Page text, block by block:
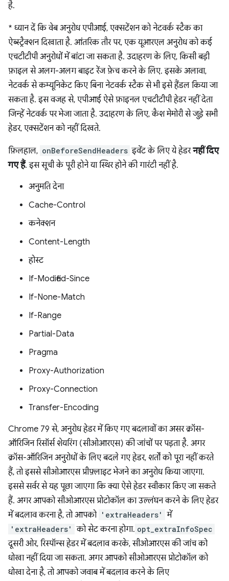
है.
* ध्यान दें कि वेब अनुरोध एपीआई, एक्सटेंशन को नेटवर्क स्टैक का
ऐब्स्ट्रैक्शन दिखाता है. आंतरिक तौर पर, एक यूआरएल अनुरोध को कई
एचटीटीपी अनुरोधों में बांटा जा सकता है. उदाहरण के लिए, किसी बड़ी
फ़ाइल से अलग-अलग बाइट रेंज फ़ेच करने के लिए. इसके अलावा,
नेटवर्क से कम्यूनिकेट किए बिना नेटवर्क स्टैक से भी इसे हैंडल किया जा
सकता है. इस वजह से, एपीआई ऐसे फ़ाइनल एचटीटीपी हेडर नहीं देता
जिन्हें नेटवर्क पर भेजा जाता है. उदाहरण के लिए, कैश मेमोरी से जुड़े सभी
हेडर, एक्सटेंशन को नहीं दिखते.
फ़िलहाल, onBeforeSendHeaders इवेंट के लिए ये हेडरनहीं दिए
गए हैं. इस सूची के पूरी होने या स्थिर होने की गारंटी नहीं है.
अनुमति देना
Cache-Control
कनेक्शन
Content-Length
होस्ट
If-Modified-Since
If-None-Match
If-Range
Partial-Data
Pragma
Proxy-Authorization
Proxy-Connection
Transfer-Encoding
Chrome 79 से, अनुरोध हेडर में किए गए बदलावों का असर क्रॉस-
ऑरिजिन रिसॉर्स शेयरिंग (सीओआरएस) की जांचों पर पड़ता है. अगर
क्रॉस-ऑरिजिन अनुरोधों के लिए बदले गए हेडर, शर्तों को पूरा नहीं करते
हैं, तो इससे सीओआरएस प्रीफ़्लाइट भेजने का अनुरोध किया जाएगा.
इससे सर्वर से यह पूछा जाएगा कि क्या ऐसे हेडर स्वीकार किए जा सकते
हैं. अगर आपको सीओआरएस प्रोटोकॉल का उल्लंघन करने के लिए हेडर
में बदलाव करना है, तो आपको 'extraHeaders' में
'extraHeaders' को सेट करना होगा. opt_extraInfoSpec
दूसरी ओर, रिस्पॉन्स हेडर में बदलाव करके, सीओआरएस की जांच को
धोखा नहीं दिया जा सकता. अगर आपको सीओआरएस प्रोटोकॉल को
धोखा देना है, तो आपको जवाब में बदलाव करने के लिए